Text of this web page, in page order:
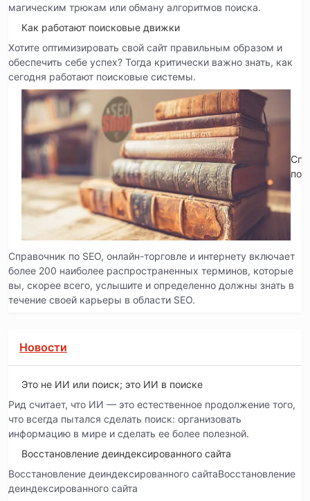
магическим трюкам или обману алгоритмов поиска.
Как работают поисковые движки
Хотите оптимизировать свой сайт правильным образом и
обеспечить себе успех? Тогда критически важно знать, как
сегодня работают поисковые системы.
по
Справочник по SEO, онлайн-торговле и интернету включает
более 200 наиболее распространенных терминов, которые
вы, скорее всего, услышите и определенно должны знать в
течение своей карьеры в области SEO.
Новости
Это не ИИ или поиск; это ИИ в поиске
Рид считает, что ИИ — это естественное продолжение того,
что всегда пытался сделать поиск: организовать
информацию в мире и сделать ее более полезной.
Восстановление деиндексированного сайта
Восстановление деиндексированного сайтаВосстановление
деиндексированного сайта